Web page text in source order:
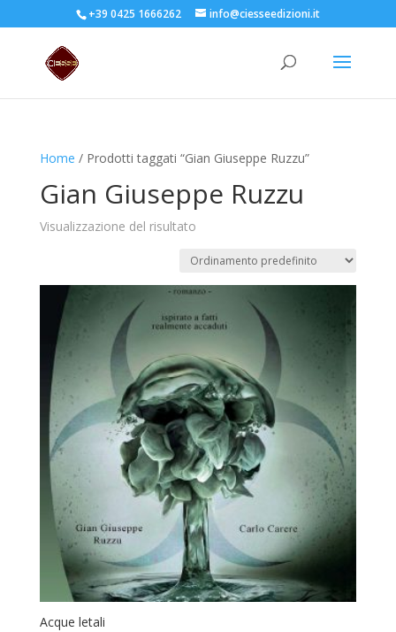
+39 0425 1666262 info@ciesseedizioni.it
Home / Prodotti taggati “Gian Giuseppe Ruzzu”
Gian Giuseppe Ruzzu
Visualizzazione del risultato
Acque letali